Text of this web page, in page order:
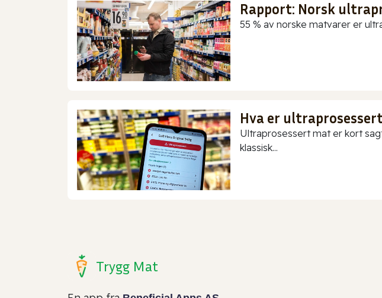
Rapport: Norsk
55 % av norske matvarer er
Hva er
Ultraprosessert mat er kort
klassisk...
Trygg Mat